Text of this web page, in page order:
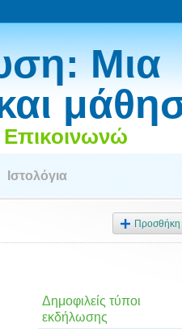
Μια
Ιστολόγια
Προσθήκη
Δημοφιλείς τύποι
εκδήλωσης